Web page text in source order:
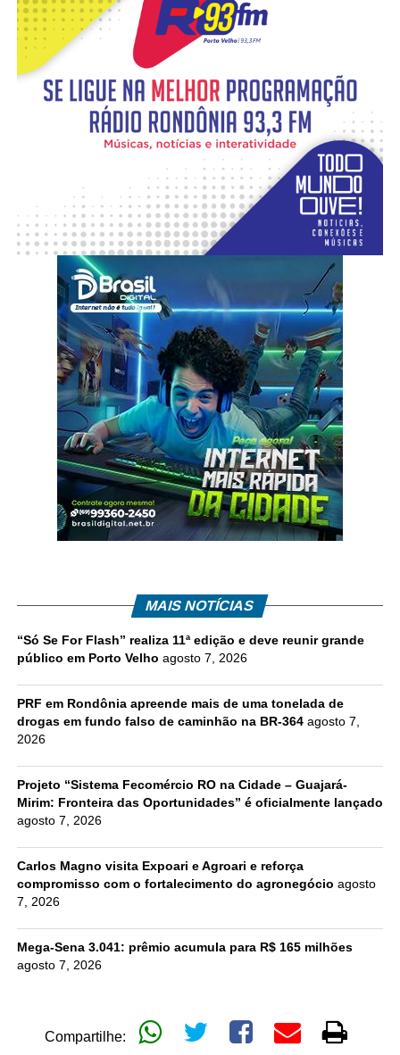
MAIS NOTÍCIAS
“Só Se For Flash” realiza 11ª edição e deve reunir grande
público em Porto Velho agosto 7, 2026
PRF em Rondônia apreende mais de uma tonelada de
drogas em fundo falso de caminhão na BR-364 agosto 7,
2026
Projeto “Sistema Fecomércio RO na Cidade – Guajará-
Mirim: Fronteira das Oportunidades” é oficialmente lançado
agosto 7, 2026
Carlos Magno visita Expoari e Agroari e reforça
compromisso com o fortalecimento do agronegócio agosto
7, 2026
Mega-Sena 3.041: prêmio acumula para R$ 165 milhões
agosto 7, 2026
Compartilhe: